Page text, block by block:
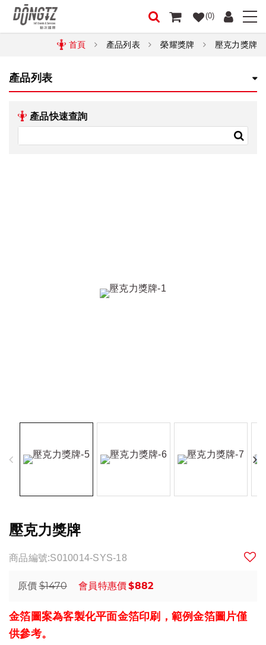
(0)
首頁 產品列表 榮耀獎牌 壓克力獎牌
產品列表
產品快速查詢
壓克力獎牌
商品編號:S010014-SYS-18
原價 $1470 會員特惠價$882
金箔圖案為客製化平面金箔印刷，範例金箔圖片僅
供參考。